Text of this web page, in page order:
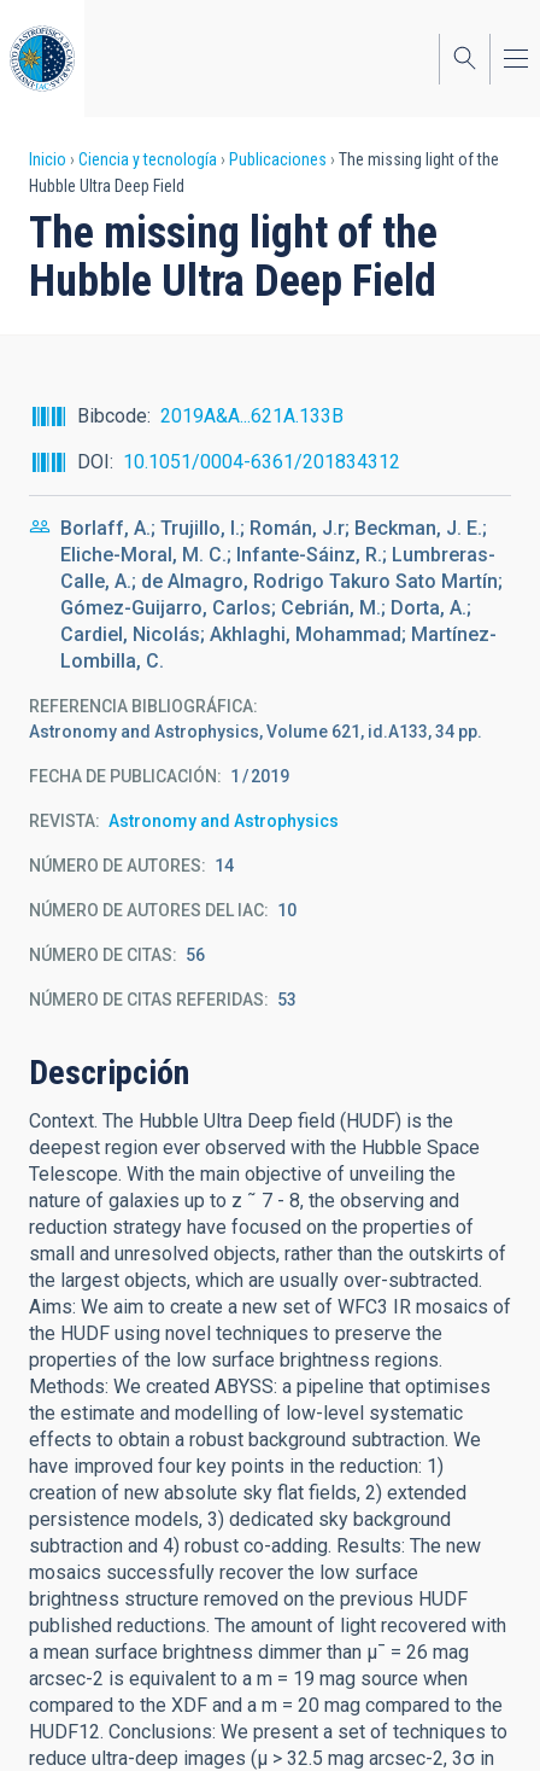
al
contenido
principal
Sobrescribir
enlaces
de
ayuda
navegación
Inicio Ciencia y tecnología Publicaciones
The missing light of the
Hubble Ultra Deep Field
The missing light of the
Hubble Ultra Deep Field
Bibcode
2019A&A...621A.133B
DOI
10.1051/0004-6361/201834312
Borlaff, A.; Trujillo, I.; Román, J.r; Beckman, J. E.;
Eliche-Moral, M. C.; Infante-Sáinz, R.; Lumbreras-
Calle, A.; de Almagro, Rodrigo Takuro Sato Martín;
Gómez-Guijarro, Carlos; Cebrián, M.; Dorta, A.;
Cardiel, Nicolás; Akhlaghi, Mohammad; Martínez-
Lombilla, C.
REFERENCIA BIBLIOGRÁFICA
Astronomy and Astrophysics, Volume 621, id.A133, 34 pp.
FECHA DE PUBLICACIÓN: 1 2019
REVISTA Astronomy and Astrophysics
NÚMERO DE AUTORES 14
NÚMERO DE AUTORES DEL IAC 10
NÚMERO DE CITAS 56
NÚMERO DE CITAS REFERIDAS 53
Descripción
Context. The Hubble Ultra Deep field (HUDF) is the
deepest region ever observed with the Hubble Space
Telescope. With the main objective of unveiling the
nature of galaxies up to z ˜ 7 - 8, the observing and
reduction strategy have focused on the properties of
small and unresolved objects, rather than the outskirts of
the largest objects, which are usually over-subtracted.
Aims: We aim to create a new set of WFC3 IR mosaics of
the HUDF using novel techniques to preserve the
properties of the low surface brightness regions.
Methods: We created ABYSS: a pipeline that optimises
the estimate and modelling of low-level systematic
effects to obtain a robust background subtraction. We
have improved four key points in the reduction: 1)
creation of new absolute sky flat fields, 2) extended
persistence models, 3) dedicated sky background
subtraction and 4) robust co-adding. Results: The new
mosaics successfully recover the low surface
brightness structure removed on the previous HUDF
published reductions. The amount of light recovered with
a mean surface brightness dimmer than μ¯ = 26 mag
arcsec-2 is equivalent to a m = 19 mag source when
compared to the XDF and a m = 20 mag compared to the
HUDF12. Conclusions: We present a set of techniques to
reduce ultra-deep images (μ > 32.5 mag arcsec-2, 3σ in